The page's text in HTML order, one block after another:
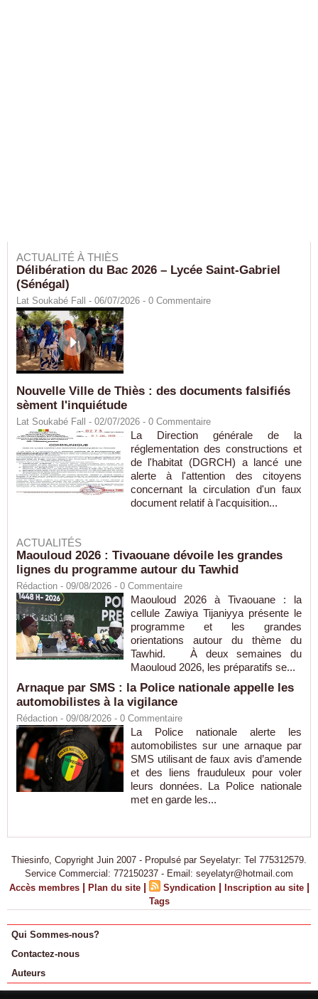
ACTUALITÉ À THIÈS
Délibération du Bac 2026 – Lycée Saint-Gabriel
(Sénégal)
Lat Soukabé Fall - 06/07/2026 - 0 Commentaire
Nouvelle Ville de Thiès : des documents falsifiés
sèment l'inquiétude
Lat Soukabé Fall - 02/07/2026 - 0 Commentaire
La Direction générale de la
réglementation des constructions et
de l'habitat (DGRCH) a lancé une
alerte à l'attention des citoyens
concernant la circulation d'un faux
document relatif à l'acquisition...
ACTUALITÉS
Maouloud 2026 : Tivaouane dévoile les grandes
lignes du programme autour du Tawhid
Rédaction - 09/08/2026 - 0 Commentaire
Maouloud 2026 à Tivaouane : la
cellule Zawiya Tijaniyya présente le
programme et les grandes
orientations autour du thème du
Tawhid. À deux semaines du
Maouloud 2026, les préparatifs se...
Arnaque par SMS : la Police nationale appelle les
automobilistes à la vigilance
Rédaction - 09/08/2026 - 0 Commentaire
La Police nationale alerte les
automobilistes sur une arnaque par
SMS utilisant de faux avis d’amende
et des liens frauduleux pour voler
leurs données. La Police nationale
met en garde les...
Thiesinfo, Copyright Juin 2007 - Propulsé par Seyelatyr: Tel 775312579.
Service Commercial: 772150237 - Email: seyelatyr@hotmail.com
Accès membres | Plan du site | Syndication | Inscription au site |
Tags
Qui Sommes-nous?
Contactez-nous
Auteurs